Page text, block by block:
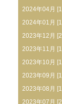
2024年04月
2024年01月
2023年12月
2023年11月
2023年10月
2023年09月
2023年08月
2023年07月